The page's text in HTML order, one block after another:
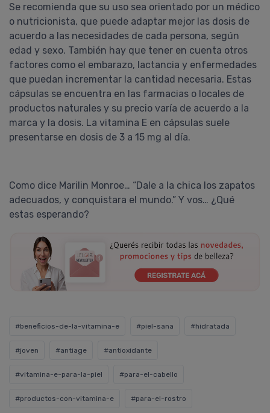
Se recomienda que su uso sea orientado por un médico
o nutricionista, que puede adaptar mejor las dosis de
acuerdo a las necesidades de cada persona, según
edad y sexo. También hay que tener en cuenta otros
factores como el embarazo, lactancia y enfermedades
que puedan incrementar la cantidad necesaria. Estas
cápsulas se encuentra en las farmacias o locales de
productos naturales y su precio varía de acuerdo a la
marca y la dosis. La vitamina E en cápsulas suele
presentarse en dosis de 3 a 15 mg al día.
Como dice Marilin Monroe… “Dale a la chica los zapatos
adecuados, y conquistara el mundo.” Y vos… ¿Qué
estas esperando?
#beneficios-de-la-vitamina-e #piel-sana #hidratada
#joven #antiage #antioxidante
#vitamina-e-para-la-piel #para-el-cabello
#productos-con-vitamina-e #para-el-rostro